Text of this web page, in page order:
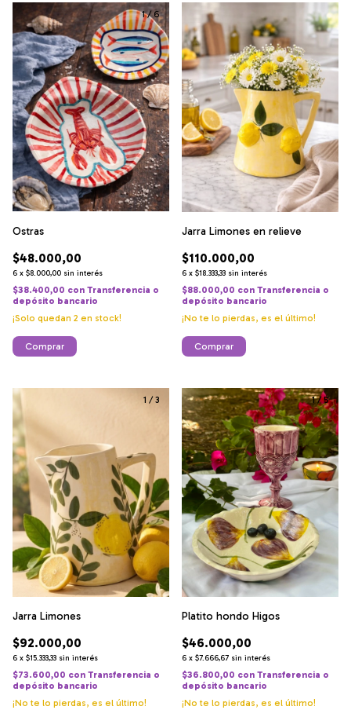
1/ 6
Ostras
$48.000,00
6 x $8.000,00 sin interés
$38.400,00 con Transferencia o
depósito bancario
¡Solo quedan 2 en stock!
Comprar
Jarra Limones en relieve
$110.000,00
6 x $18.333,33 sin interés
$88.000,00 con Transferencia o
depósito bancario
¡No te lo pierdas, es el último!
1 /3
Jarra Limones
$92.000,00
6 x $15.333,33 sin interés
$73.600,00 con Transferencia o
depósito bancario
¡No te lo pierdas, es el último!
1/5
Platito hondo Higos
$46.000,00
6 x $7.666,67 sin interés
$36.800,00 con Transferencia o
depósito bancario
¡No te lo pierdas, es el último!